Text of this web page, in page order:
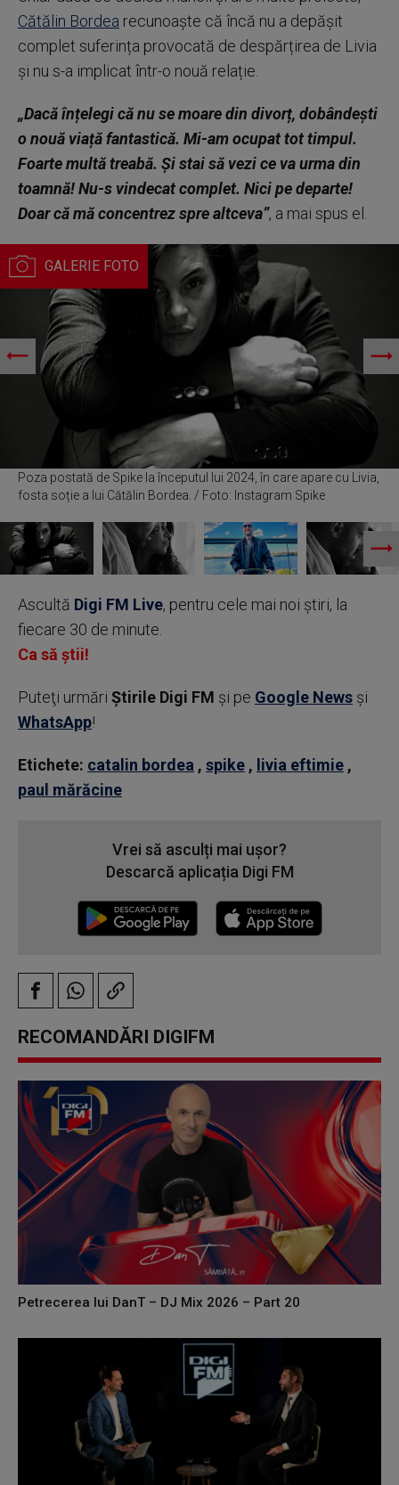
Cătălin Bordea recunoaște că încă nu a depășit
complet suferința provocată de despărțirea de Livia
și nu s-a implicat într-o nouă relație.
„Dacă înțelegi că nu se moare din divorț, dobândești
o nouă viață fantastică. Mi-am ocupat tot timpul.
Foarte multă treabă. Și stai să vezi ce va urma din
toamnă! Nu-s vindecat complet. Nici pe departe!
Doar că mă concentrez spre altceva”, a mai spus el.
Poza postată de Spike la începutul lui 2024, în care apare cu Livia,
fosta soție a lui Cătălin Bordea. / Foto: Instagram Spike
Ascultă Digi FM Live, pentru cele mai noi știri, la
fiecare 30 de minute.
Ca să știi!
Puteţi urmări Știrile Digi FM şi pe Google News şi
WhatsApp!
Etichete: catalin bordea , spike , livia eftimie ,
paul mărăcine
Vrei să asculți mai ușor?
Descarcă aplicația Digi FM
RECOMANDĂRI DIGIFM
Petrecerea lui DanT – DJ Mix 2026 – Part 20